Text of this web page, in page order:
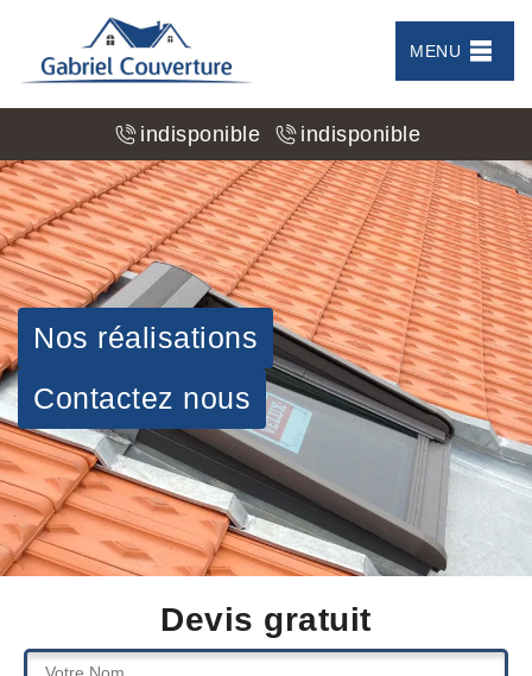
MENU
indisponible indisponible
Nos réalisations
Contactez nous
Devis gratuit